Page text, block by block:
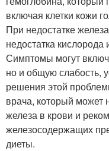
включая клетки кожи
При недостатке
недостатка
Симптомы могут
но и общую слабость,
решения этой
врача, который может
железа в крови и
железосодержащих
диеты.